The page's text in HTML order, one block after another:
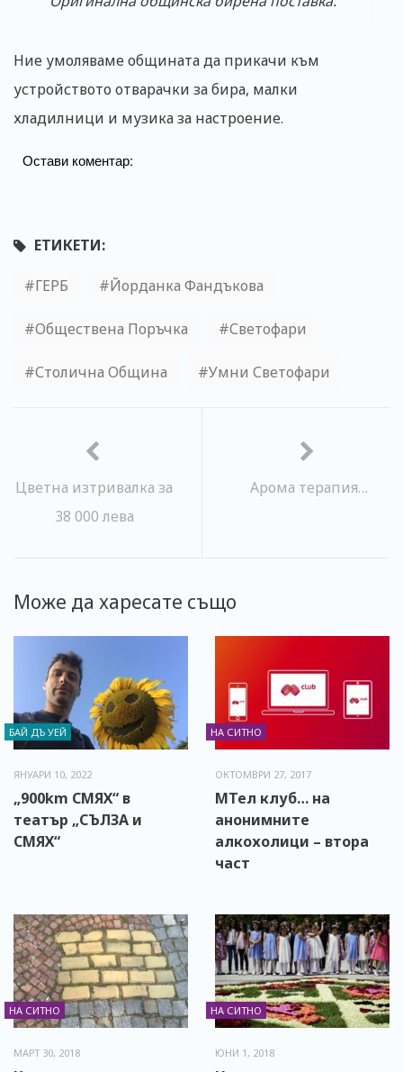
Ние умоляваме общината да прикачи към
устройството отварачки за бира, малки
хладилници и музика за настроение.
Остави коментар:
ЕТИКЕТИ:
ГЕРБ Йорданка Фандъкова
Обществена Поръчка Светофари
Столична Община Умни Светофари
Цветна изтривалка за
38 000 лева
Арома терапия…
Може да харесате също
БАЙ ДЪ УЕЙ
ЯНУАРИ 10, 2022
„900km СМЯХ“ в
театър „СЪЛЗА и
СМЯХ“
НА СИТНО
ОКТОМВРИ 27, 2017
МТел клуб… на
анонимните
алкохолици – втора
част
НА СИТНО
МАРТ 30, 2018
НА СИТНО
ЮНИ 1, 2018